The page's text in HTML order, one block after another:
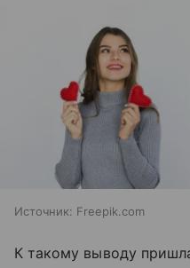
Источник: Freepik.com
К такому выводу